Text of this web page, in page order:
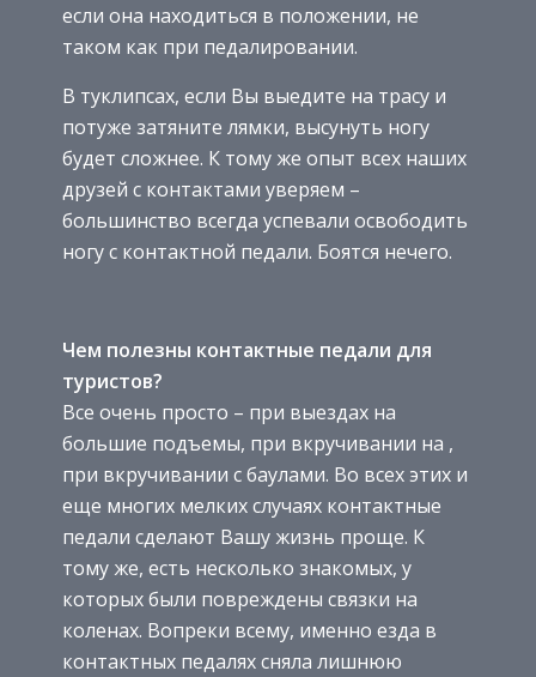
если она находиться в положении, не
таком как при педалировании.
В туклипсах, если Вы выедите на трасу и
потуже затяните лямки, высунуть ногу
будет сложнее. К тому же опыт всех наших
друзей с контактами уверяем –
большинство всегда успевали освободить
ногу с контактной педали. Боятся нечего.
Чем полезны контактные педали для
туристов?
Все очень просто – при выездах на
большие подъемы, при вкручивании на ,
при вкручивании с баулами. Во всех этих и
еще многих мелких случаях контактные
педали сделают Вашу жизнь проще. К
тому же, есть несколько знакомых, у
которых были повреждены связки на
коленах. Вопреки всему, именно езда в
контактных педалях сняла лишнюю